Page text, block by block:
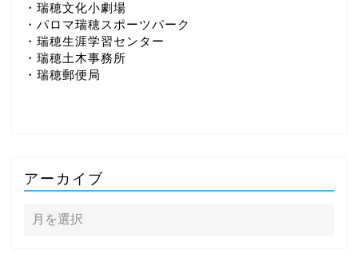
・瑞穂文化小劇場
・パロマ瑞穂スポーツパーク
・瑞穂生涯学習センター
・瑞穂土木事務所
・瑞穂郵便局
アーカイブ